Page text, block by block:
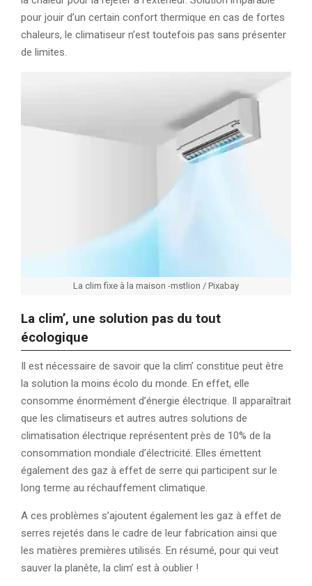
pour jouir d’un certain confort thermique en cas de fortes
chaleurs, le climatiseur n’est toutefois pas sans présenter
de limites.
La clim fixe à la maison -mstlion / Pixabay
La clim’, une solution pas du tout
écologique
Il est nécessaire de savoir que la clim’ constitue peut être
la solution la moins écolo du monde. En effet, elle
consomme énormément d’énergie électrique. Il apparaîtrait
que les climatiseurs et autres autres solutions de
climatisation électrique représentent près de 10% de la
consommation mondiale d’électricité. Elles émettent
également des gaz à effet de serre qui participent sur le
long terme au réchauffement climatique.
A ces problèmes s’ajoutent également les gaz à effet de
serres rejetés dans le cadre de leur fabrication ainsi que
les matières premières utilisés. En résumé, pour qui veut
sauver la planête, la clim’ est à oublier !